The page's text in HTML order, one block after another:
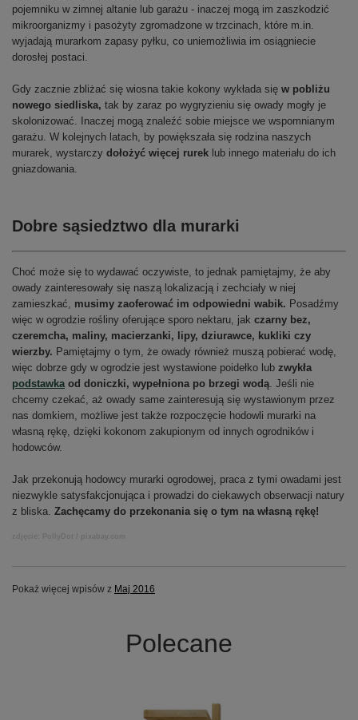
pojemniku w zimnej altanie lub garażu - inaczej mogą im zaszkodzić
mikroorganizmy i pasożyty zgromadzone w trzcinach, które m.in.
wyjadają murarkom zapasy pyłku, co uniemożliwia im osiągniecie
dorosłej postaci.
Gdy zacznie zbliżać się wiosna takie kokony wykłada się w pobliżu
nowego siedliska, tak by zaraz po wygryzieniu się owady mogły je
skolonizować. Inaczej mogą znaleźć sobie miejsce we wspomnianym
garażu. W kolejnych latach, by powiększała się rodzina naszych
murarek, wystarczy dołożyć więcej rurek lub innego materiału do ich
gniazdowania.
Dobre sąsiedztwo dla murarki
Choć może się to wydawać oczywiste, to jednak pamiętajmy, że aby
owady zainteresowały się naszą lokalizacją i zechciały w niej
zamieszkać,
musimy zaoferować im odpowiedni wabik. Posadźmy
więc w ogrodzie rośliny oferujące sporo nektaru, jak czarny bez,
czeremcha, maliny, macierzanki, lipy, dziurawce, kukliki czy
wierzby. Pamiętajmy o tym, że owady również muszą pobierać wodę,
więc dobrze gdy w ogrodzie jest wystawione poidełko lub zwykła
podstawka od doniczki, wypełniona po brzegi wodą . Jeśli nie
chcemy czekać, aż owady same zainteresują się wystawionym przez
nas domkiem, możliwe jest także rozpoczęcie hodowli murarki na
własną rękę, dzięki kokonom zakupionym od innych ogrodników i
hodowców.
Jak przekonują hodowcy murarki ogrodowej, praca z tymi owadami jest
niezwykle satysfakcjonująca i prowadzi do ciekawych obserwacji natury
z bliska. Zachęcamy do przekonania się o tym na własną rękę!
Pokaż więcej wpisów z Maj 2016
Polecane